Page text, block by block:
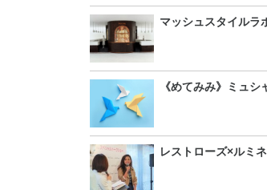
マッシュスタイル
《めてみみ》ミュシ
レストローズ×ルミ